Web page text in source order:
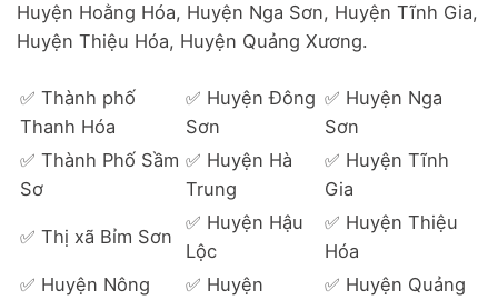
Huyện Hoằng Hóa, Huyện Nga Sơn, Huyện Tĩnh Gia,
Huyện Thiệu Hóa, Huyện Quảng Xương.
✅ Thành phố
Thanh Hóa
✅ Huyện Đông
Sơn
✅ Huyện Nga
Sơn
✅ Thành Phố Sầm
Sơ
✅ Huyện Hà
Trung
✅ Huyện Tĩnh
Gia
✅ Thị xã Bỉm Sơn
✅ Huyện Hậu
Lộc
✅ Huyện Thiệu
Hóa
✅ Huyện Nông
✅ Huyện
✅ Huyện Quảng